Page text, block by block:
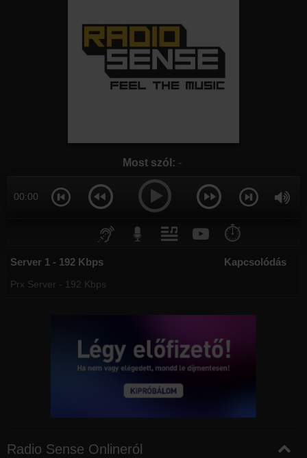
Most szól: -
00:00
⏱️
Server 1 - 192 Kbps Kapcsolódás
Prx Server - 192 Kbps
Radio Sense Onlineról